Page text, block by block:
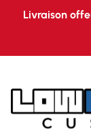
Livraison